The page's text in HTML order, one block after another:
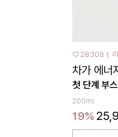
♡ 28308
차가 에너
첫 단계 부
200ml
19%